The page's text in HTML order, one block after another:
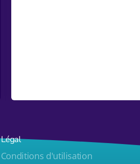
Légal
Conditions d'utilisation